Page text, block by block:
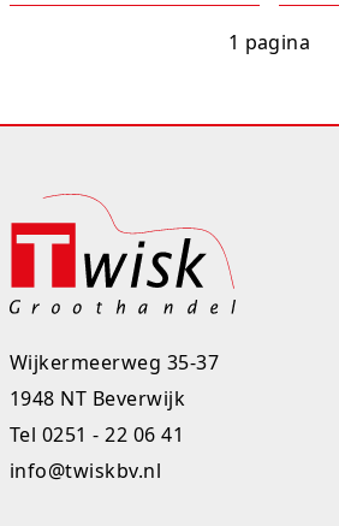
1 pagina
Wijkermeerweg 35-37
1948 NT Beverwijk
Tel 0251 - 22 06 41
info@twiskbv.nl
Peppa Pig
Poppen
Rugtassen
Skippy's
Slow rise
Sluban
Scharen en messen
Stempels en toebeh.